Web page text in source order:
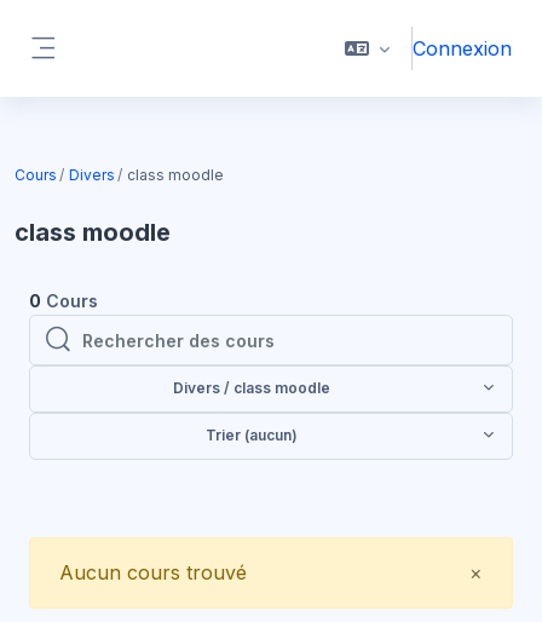
Connexion
Cours Divers class moodle
class moodle
0 Cours
Rechercher des cours
Rechercher des cours
Divers / class moodle
Trier (aucun)
×
Aucun cours trouvé